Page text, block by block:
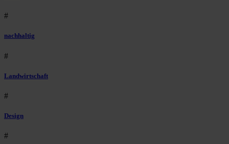
#
nachhaltig
#
Landwirtschaft
#
Design
#